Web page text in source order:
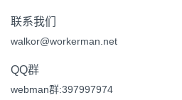
联系我们
walkor@workerman.net
QQ群
webman群:397997974